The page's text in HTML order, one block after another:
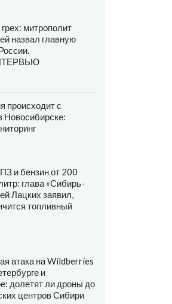
митрополит
назвал главную
происходит с
Новосибирске:
и бензин от 200
глава «Сибирь-
Лацких заявил,
топливный
атака на Wildberries
и
долетят ли дроны до
центров Сибири